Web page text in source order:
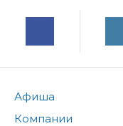
Афиша
Компании